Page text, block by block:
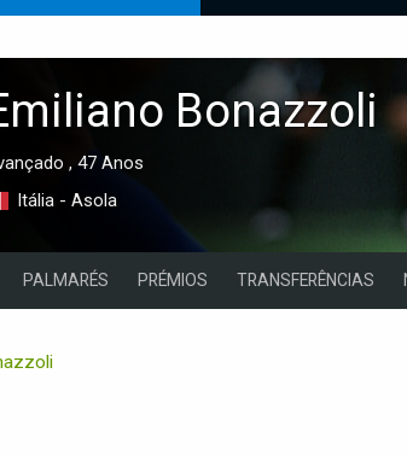
Bonazzoli
, 47 Anos
Itália - Asola
PALMARÉS PRÉMIOS TRANSFERÊNCIAS